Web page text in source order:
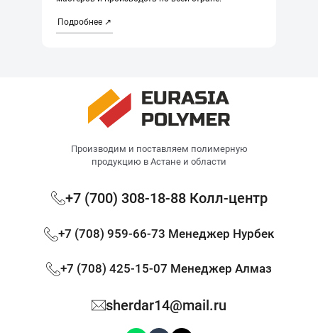
Подробнее ↗
Производим и поставляем полимерную
продукцию в Астане и области
+7 (700) 308-18-88 Колл-центр
+7 (708) 959-66-73 Менеджер Нурбек
+7 (708) 425-15-07 Менеджер Алмаз
sherdar14@mail.ru